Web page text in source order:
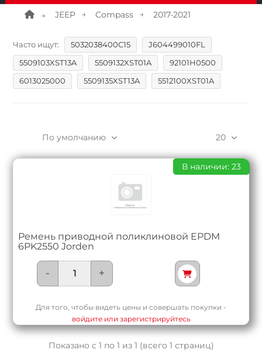
JEEP Compass 2017-2021
Часто ищут: 5032038400C15
J604499010FL
5509103XST13A
5509132XST01A
92101H0500
6013025000
5509135XST13A 5512100XST01A
20
По умолчанию
Ремень приводной поликлиновой EPDM
6PK2550 Jorden
В наличии: 23
- +
Для того, чтобы видеть цены и совершать покупки -
войдите или зарегистрируйтесь
Показано с 1 по 1 из 1 (всего 1 страниц)